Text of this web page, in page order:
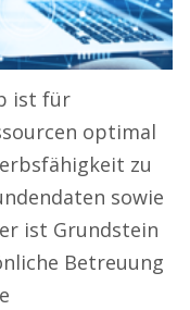
ist für
optimal
zu
sowie
ist Grundstein
Betreuung